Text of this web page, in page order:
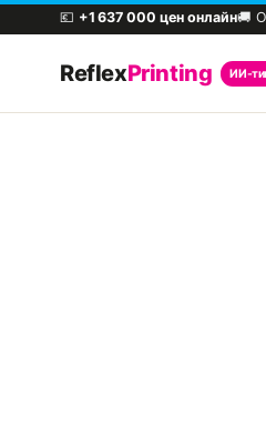
💶 +1 637 000 цен онлайн🚚
ReflexPrinting ИИ-